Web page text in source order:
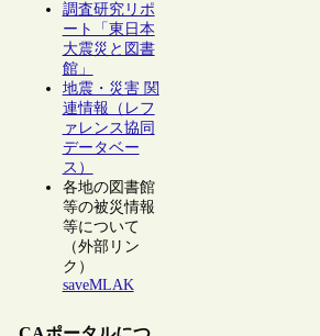
調査研究リポ
ート「東日本
大震災と図書
館」
地震・災害 関
連情報（レフ
ァレンス協同
データベー
ス）
各地の図書館
等の被災情報
等について
（外部リン
ク）
saveMLAK